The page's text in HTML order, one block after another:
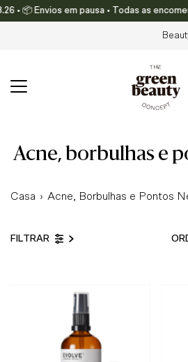
Translation missing: pt-
• 📦 Envios em pausa • Todas as
acne, borbulhas e
Casa › Acne, Borbulhas e Pontos
FILTRAR
por